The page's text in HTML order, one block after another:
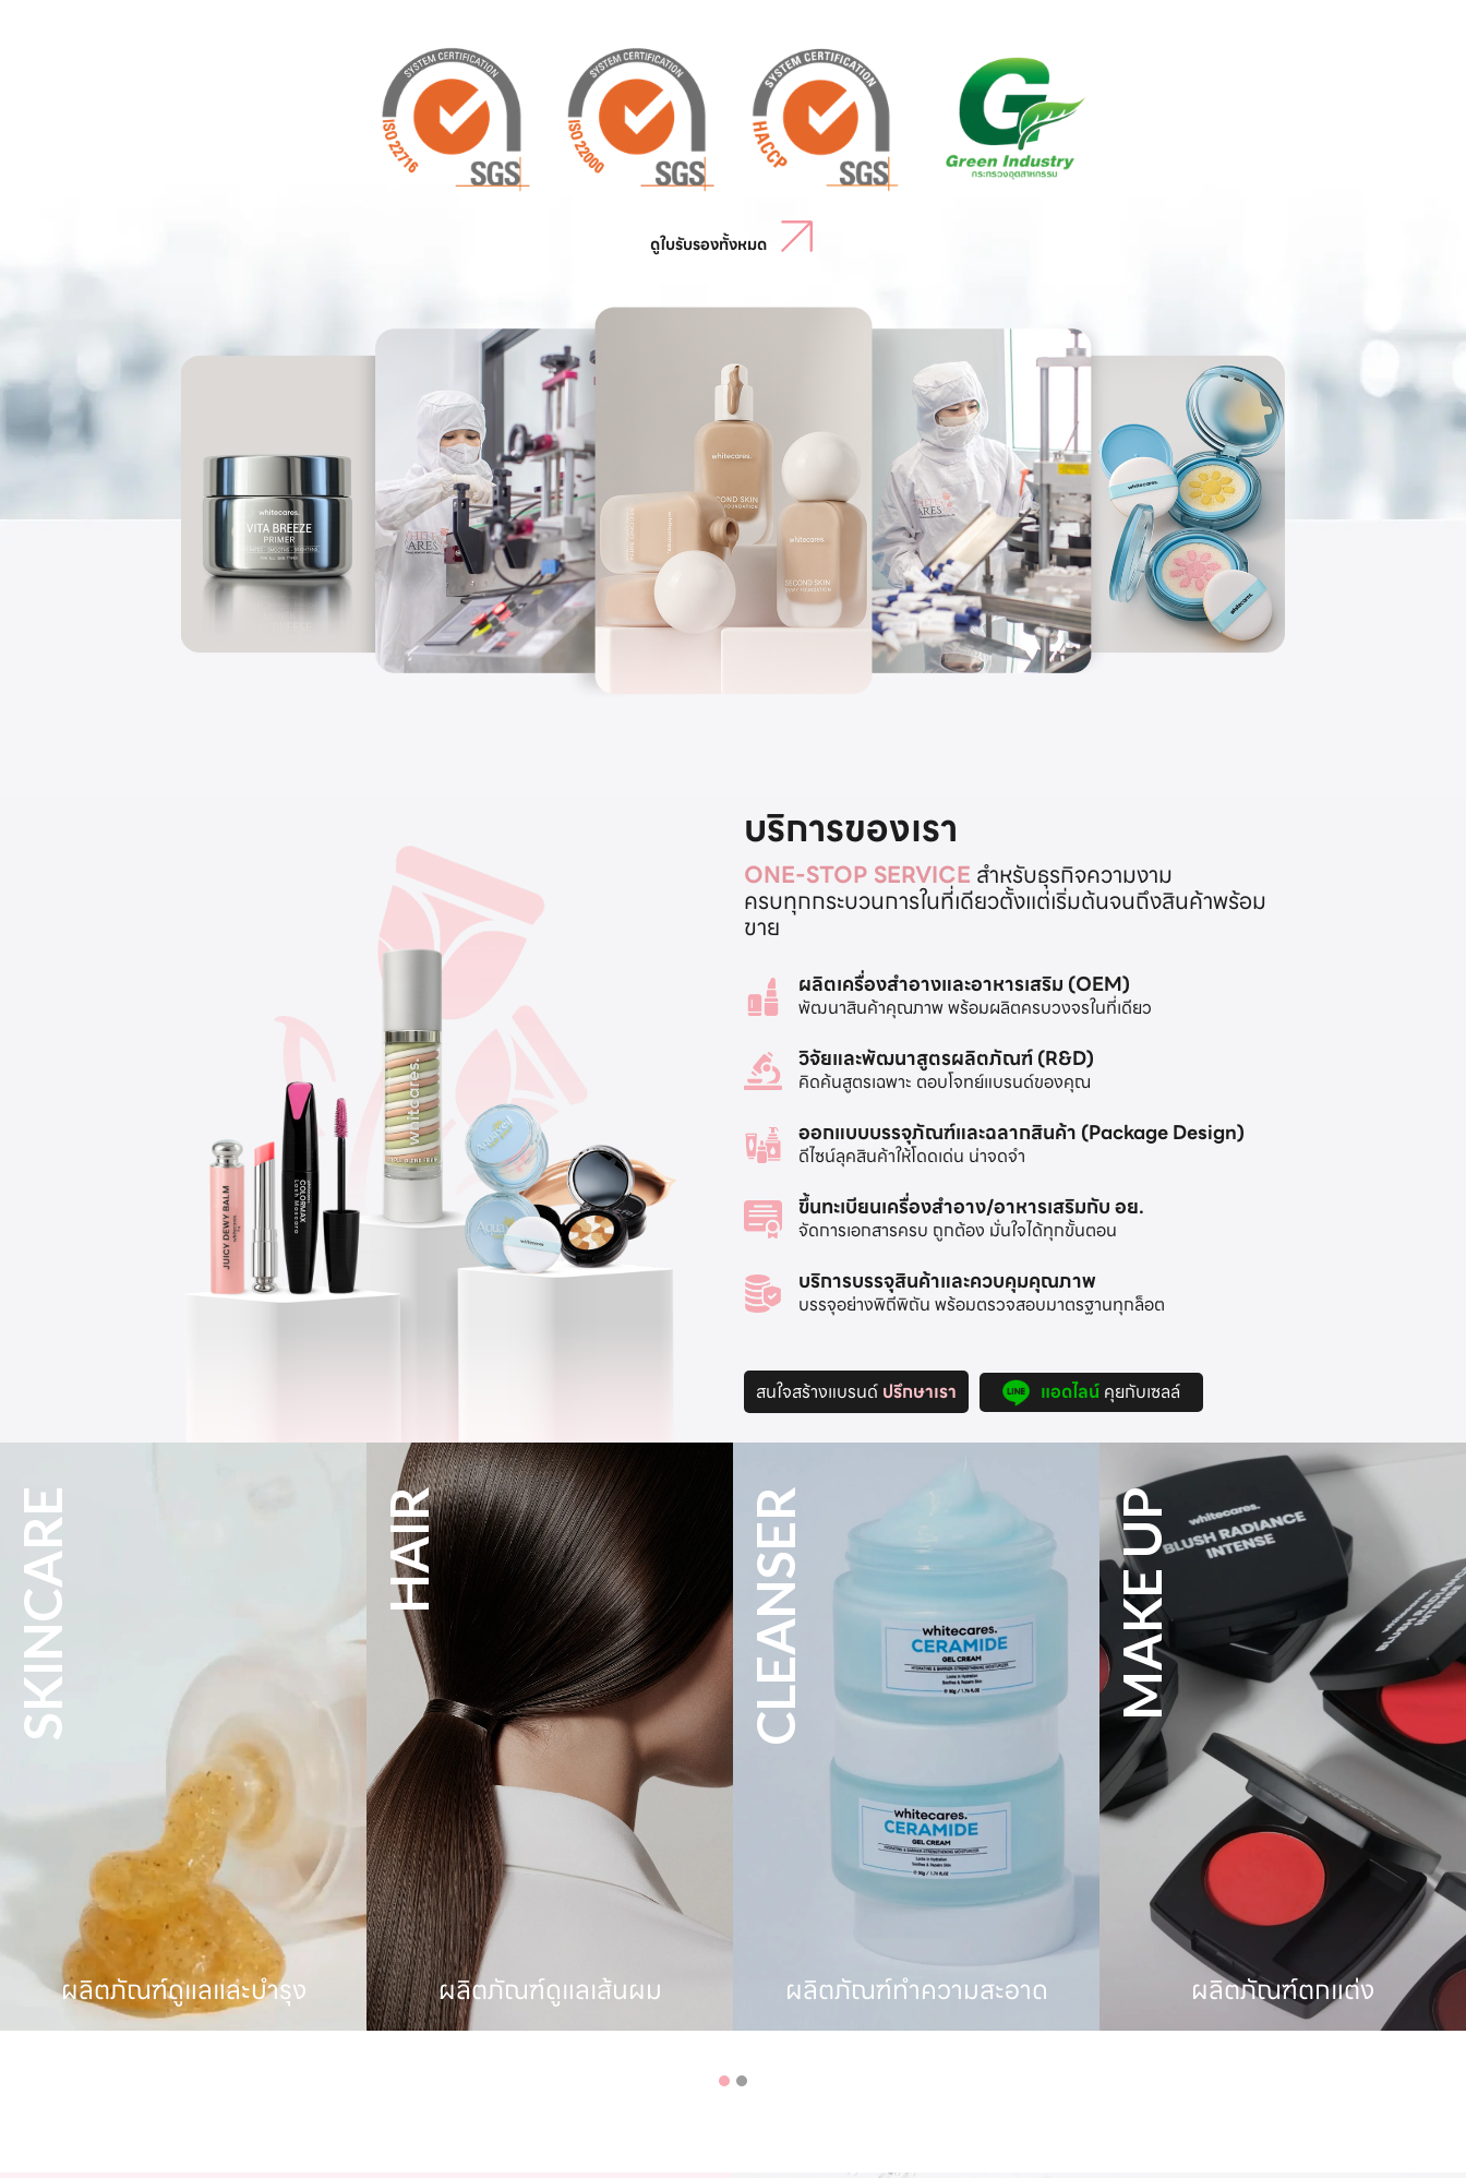
ดูใบรับรองทั้งหมด
บริการของเรา
ONE-STOP SERVICE สำหรับธุรกิจความงาม
ครบทุกกระบวนการในที่เดียวตั้งแต่เริ่มต้นจนถึงสินค้าพร้อม
ขาย
ผลิตเครื่องสำอางและอาหารเสริม (OEM)
พัฒนาสินค้าคุณภาพ พร้อมผลิตครบวงจรในที่เดียว
วิจัยและพัฒนาสูตรผลิตภัณฑ์ (R&D)
คิดค้นสูตรเฉพาะ ตอบโจทย์แบรนด์ของคุณ
ออกแบบบรรจุภัณฑ์และฉลากสินค้า (Package Design)
ดีไซน์ลุคสินค้าให้โดดเด่น น่าจดจำ
ขึ้นทะเบียนเครื่องสำอาง/อาหารเสริมกับ อย.
จัดการเอกสารครบ ถูกต้อง มั่นใจได้ทุกขั้นตอน
บริการบรรจุสินค้าและควบคุมคุณภาพ
บรรจุอย่างพิถีพิถัน พร้อมตรวจสอบมาตรฐานทุกล็อต
สนใจสร้างแบรนด์ ปรึกษาเรา แอดไลน์ คุยกับเซลล์
HAIR
ผลิตภัณฑ์ดูแลเส้นผม
CLEANSER
ผลิตภัณฑ์ทำความสะอาด
MAKE UP
ผลิตภัณฑ์ตกแต่ง
SUPPLEMENT
ผลิตภัณฑ์อาหารเสริม